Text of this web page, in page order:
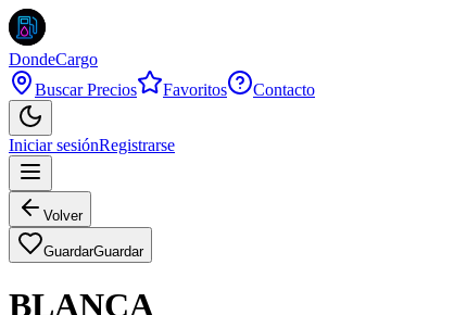
DondeCargo
Buscar Precios
Favoritos Contacto
Iniciar sesiónRegistrarse
Volver
GuardarGuardar
BLANCA